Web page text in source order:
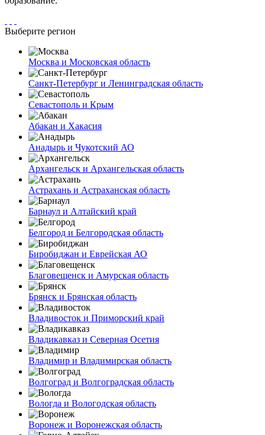
Выберите регион
Москва и Московская область
Санкт-Петербург и Ленинградская область
Севастополь и Крым
Абакан и Хакасия
Анадырь и Чукотский АО
Архангельск и Архангельская область
Астрахань и Астраханская область
Барнаул и Алтайский край
Белгород и Белгородская область
Биробиджан и Еврейская АО
Благовещенск и Амурская область
Брянск и Брянская область
Владивосток и Приморский край
Владикавказ и Северная Осетия
Владимир и Владимирская область
Волгоград и Волгоградская область
Вологда и Вологодская область
Воронеж и Воронежская область